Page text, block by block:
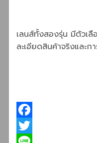
เลนส์ทั้งสองรุ่น มีตัวเลื
ละเอียดสินค้าจริงและ
Facebook